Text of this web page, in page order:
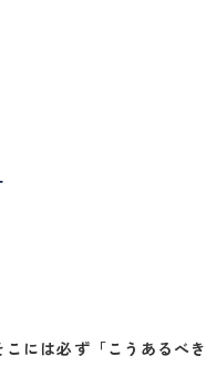
には必ず「こうあるべ